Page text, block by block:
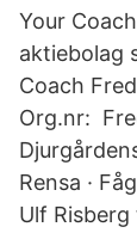
Your
aktiebolag
Coach
Org.nr:
Rensa ·
Ulf